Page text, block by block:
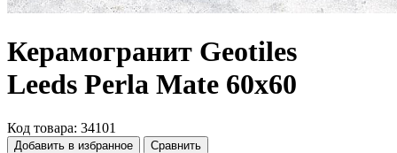
Керамогранит Geotiles
Leeds Perla Mate 60x60
Код товара: 34101
Добавить в избранное Сравнить